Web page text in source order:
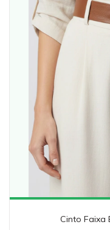
Cinto Faixa